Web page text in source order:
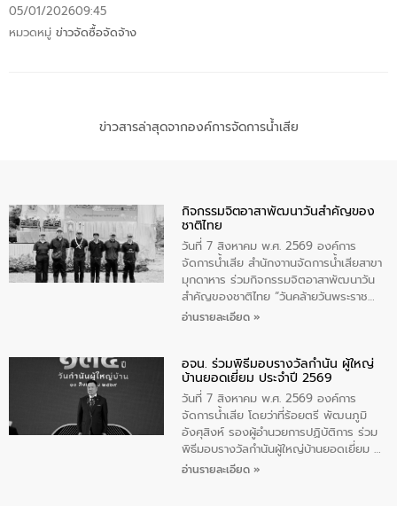
05/01/202609:45
หมวดหมู่ ข่าวจัดซื้อจัดจ้าง
ข่าวสารล่าสุดจากองค์การจัดการน้ำเสีย
กิจกรรมจิตอาสาพัฒนาวันสําคัญของ
ชาติไทย
วันที่ 7 สิงหาคม พ.ศ. 2569 องค์การ
จัดการน้ำเสีย สำนักงาานจัดการน้ำเสียสาขา
มุกดาหาร ร่วมกิจกรรมจิตอาสาพัฒนาวัน
สําคัญของชาติไทย “วันคล้ายวันพระราช
สมภพ สมเด็จพระนางเจ้าสิริกิติ์พระบรม
ทิพย์คำ รองผู้ว่าราชการจังหวัดมุกดาหาร
เป็นประธานในพิธี ณ เรือนจําชั่วคราวนาโสก
ตําบลนาโสก อําเภอเมืองมุกดาหาร จังหวัด
มุกดาหาร โดยในกิจกรรมได้ร่วมปลูกป่า และ
ทําความสะอาดภายในบริเวณ จัดกิจกรรม
เพื่อถวายเป็นพระราชกุศล สมเด็จพระนาง
เจ้าสิริกิติ์พระบรมราชินีนาถ พระบรมราช
อ่านรายละเอียด »
อจน. ร่วมพิธีมอบรางวัลกำนัน ผู้ใหญ่
บ้านยอดเยี่ยม ประจำปี 2569
วันที่ 7 สิงหาคม พ.ศ. 2569 องค์การ
จัดการน้ำเสีย โดยว่าที่ร้อยตรี พัฒนภูมิ
อังศุสิงห์ รองผู้อำนวยการปฏิบัติการ ร่วม
พิธีมอบรางวัลกำนันผู้ใหญ่บ้านยอดเยี่ยม ณ
ทำเนียบรัฐบาล โดยมีนายอนุทิน ชาญวีรกูล
อ่านรายละเอียด »